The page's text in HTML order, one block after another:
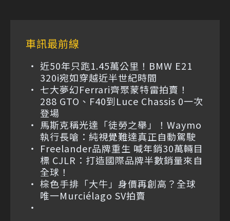
車訊最前線
近50年只跑1.45萬公里！BMW E21
320i宛如穿越近半世紀時間
七大夢幻Ferrari齊聚蒙特雷拍賣！
288 GTO、F40到Luce Chassis 0一次
登場
馬斯克稱光達「徒勞之舉」！Waymo
執行長嗆：純視覺難達真正自動駕駛
Freelander品牌重生 喊年銷30萬輛目
標 CJLR：打造國際品牌半數銷量來自
全球！
棕色手排「大牛」身價再創高？全球
唯一Murciélago SV拍賣